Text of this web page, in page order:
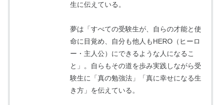
生に伝えている。
夢は「すべての受験生が、自らの才能と使
命に目覚め、自分も他人もHERO（ヒーロ
ー・主人公）にできるような人になるこ
と」。自らもその道を歩み実践しながら受
験生に「真の勉強法」「真に幸せになる生
き方」を伝えている。